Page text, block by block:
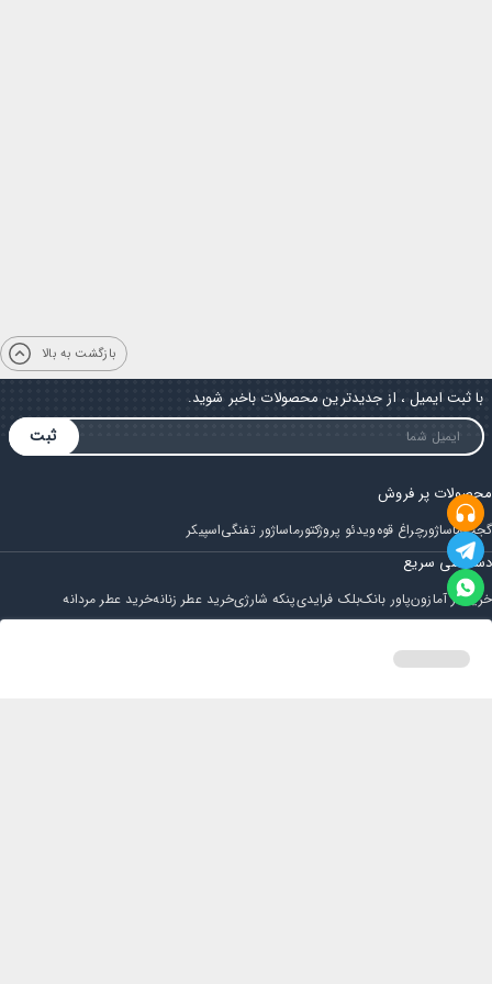
بازگشت به بالا
با ثبت ایمیل ، از جدیدترین محصولات باخبر شوید.
ثبت
محصولات پر فروش
گجتماساژورچراغ قوهویدئو پروژکتورماساژور تفنگیاسپیکر
دسترسی سریع
خرید از آمازونپاور بانکبلک فرایدیپنکه شارژیخرید عطر زنانهخرید عطر مردانه
مجله ایران باباحساب کاربری